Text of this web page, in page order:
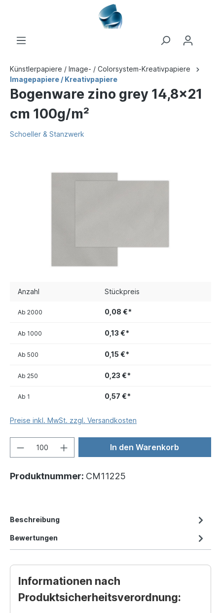
Künstlerpapiere / Image- / Colorsystem-Kreativpapiere
Imagepapiere / Kreativpapiere
Bogenware zino grey 14,8x21
cm 100g/m²
Schoeller & Stanzwerk
Anzahl Stückpreis
Ab 1 0,57 €*
Ab 250 0,23 €*
Ab 500 0,15 €*
Ab 1000 0,13 €*
Ab 2000 0,08 €*
Preise inkl. MwSt. zzgl. Versandkosten
In den Warenkorb
Produktnummer: CM11225
Beschreibung
Bewertungen
Informationen nach
Produktsicherheitsverordnung: